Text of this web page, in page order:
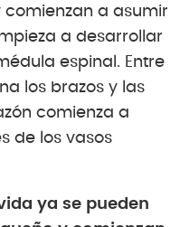
comienzan a asumir
a desarrollar
espinal. Entre
los brazos y las
comienza a
de los vasos
ya se pueden